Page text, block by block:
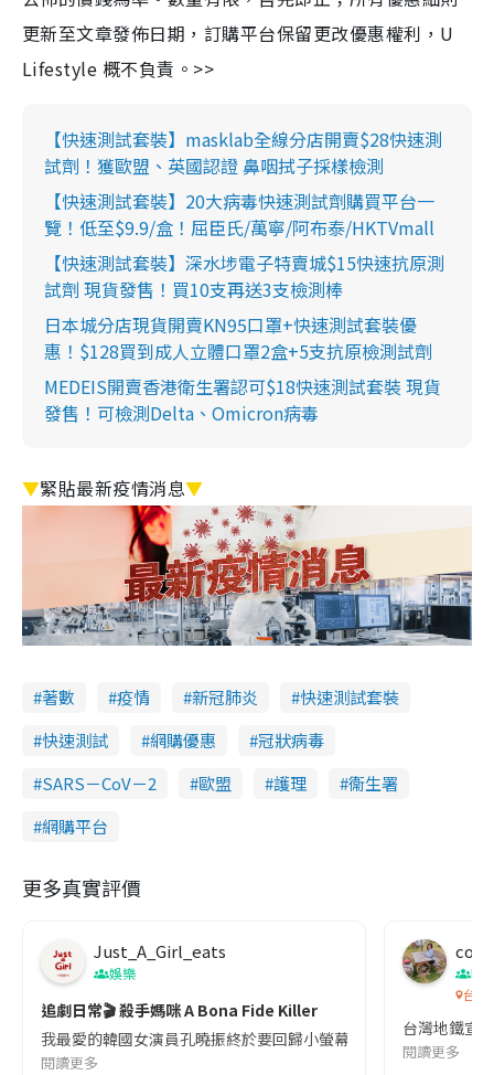
更新至文章發佈日期，訂購平台保留更改優惠權利，U
Lifestyle 概不負責。>>
【快速測試套裝】masklab全線分店開賣$28快速測
試劑！獲歐盟、英國認證 鼻咽拭子採樣檢測
【快速測試套裝】20大病毒快速測試劑購買平台一
覽！低至$9.9/盒！屈臣氏/萬寧/阿布泰/HKTVmall
【快速測試套裝】深水埗電子特賣城$15快速抗原測
試劑 現貨發售！買10支再送3支檢測棒
日本城分店現貨開賣KN95口罩+快速測試套裝優
惠！$128買到成人立體口罩2盒+5支抗原檢測試劑
MEDEIS開賣香港衛生署認可$18快速測試套裝 現貨
發售！可檢測Delta、Omicron病毒
▼緊貼最新疫情消息▼
著數 疫情 新冠肺炎
快速測試套裝
快速測試
網購優惠
冠狀病毒
SARS－CoV－2
歐盟 護理
衞生署
網購平台
更多真實評價
Just_A_Girl_eats
娛樂
追劇日常🎬 殺手媽咪 A Bona Fide Killer
我最愛的韓國女演員孔曉振終於要回歸小螢幕啦!這次的劇本改編
閱讀更多
co
吹
台灣
台灣地鐵宣
閱讀更多